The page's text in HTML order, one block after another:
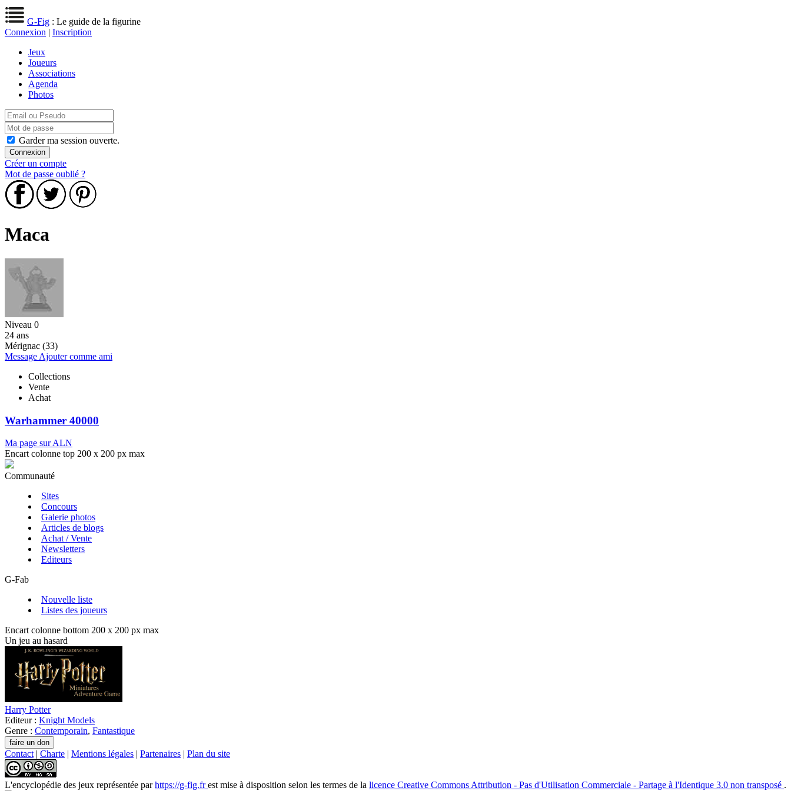
G-Fig : Le guide de la figurine
Connexion | Inscription
Jeux
Joueurs
Associations
Agenda
Photos
Garder ma session ouverte.
Créer un compte
Mot de passe oublié ?
Maca
Niveau 0
24 ans
Mérignac (33)
Message Ajouter comme ami
Collections
Vente
Achat
Warhammer 40000
Ma page sur ALN
Encart colonne top 200 x 200 px max
Communauté
Sites
Concours
Galerie photos
Articles de blogs
Achat / Vente
Newsletters
Editeurs
G-Fab
Nouvelle liste
Listes des joueurs
Encart colonne bottom 200 x 200 px max
Un jeu au hasard
Harry Potter
Editeur : Knight Models
Genre : Contemporain, Fantastique
Contact | Charte | Mentions légales | Partenaires | Plan du site
L'encyclopédie des jeux représentée parhttps://g-fig.frest mise à disposition selon les termes de la licence Creative Commons Attribution - Pas d'Utilisation Commerciale - Partage à l'Identique 3.0 non transposé .